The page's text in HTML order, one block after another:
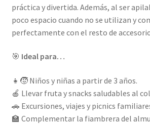
práctica y divertida. Además, al ser
poco espacio cuando no se utilizan y
perfectamente con el resto de
🎯 Ideal para…
👧🧒 Niños y niñas a partir de 3 años.
🍎 Llevar fruta y snacks saludables al
🚗 Excursiones, viajes y picnics
🏫 Complementar la fiambrera del